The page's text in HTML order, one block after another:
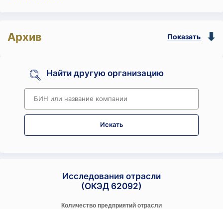
Архив Показать
Найти другую организацию
Искать
Исследования отрасли
(ОКЭД 62092)